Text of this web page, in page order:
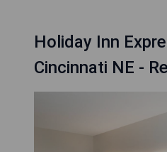
Holiday Inn
Cincinnati NE -